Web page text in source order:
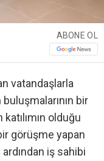
ABONE OL
vatandaşlarla
bir
olduğu
görüşme yapan
iş sahibi